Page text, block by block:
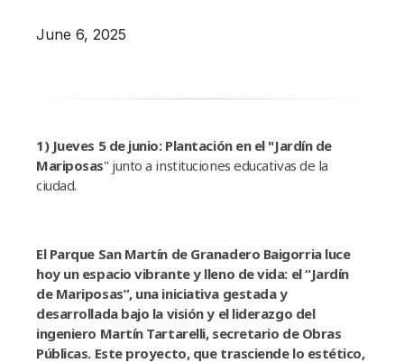
June 6, 2025
1) Jueves 5 de junio: Plantación en el "Jardín de
Mariposas" junto a instituciones educativas de la
ciudad.
El Parque San Martín de Granadero Baigorria luce
hoy un espacio vibrante y lleno de vida: el “Jardín
de Mariposas”, una iniciativa gestada y
desarrollada bajo la visión y el liderazgo del
ingeniero Martín Tartarelli, secretario de Obras
Públicas. Este proyecto, que trasciende lo estético,